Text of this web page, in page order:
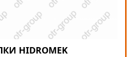
HIDROMEK